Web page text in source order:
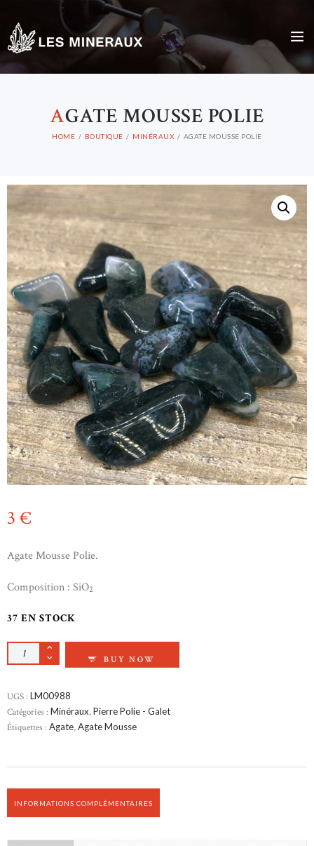
AGATE MOUSSE POLIE
HOME BOUTIQUE MINÉRAUX AGATE MOUSSE POLIE
3 €
Agate Mousse Polie.
Composition : SiO2
37 EN STOCK
QUANTITÉ DE AGATE MOUSSE POLIE
BUY NOW
UGS : LM00988
Catégories : Minéraux,Pierre Polie - Galet
Étiquettes : Agate,Agate Mousse
INFORMATIONS COMPLÉMENTAIRES